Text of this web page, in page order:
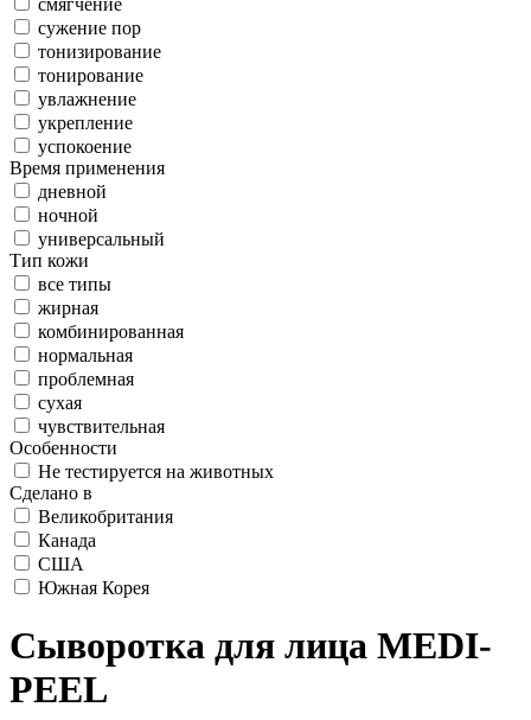
смягчение
сужение пор
тонизирование
тонирование
увлажнение
укрепление
успокоение
Время применения
дневной
ночной
универсальный
Тип кожи
все типы
жирная
комбинированная
нормальная
проблемная
сухая
чувствительная
Особенности
Не тестируется на животных
Сделано в
Великобритания
Канада
США
Южная Корея
Сыворотка для лица MEDI-
PEEL